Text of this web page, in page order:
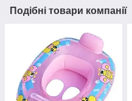
Подібні товари компанії